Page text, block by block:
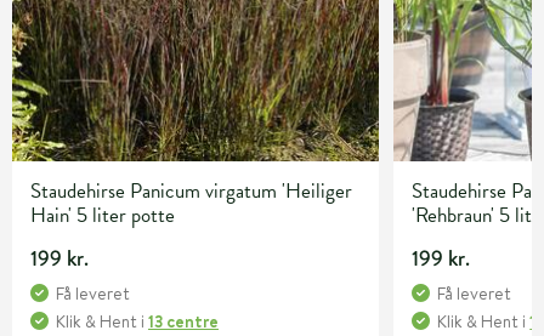
Staudehirse Panicum virgatum 'Heiliger
Hain' 5 liter potte
199 kr.
Få leveret
Klik & Hent i 13 centre
Staudehirse
'Rehbraun' 5
199 kr.
Få leveret
Klik & Hent i